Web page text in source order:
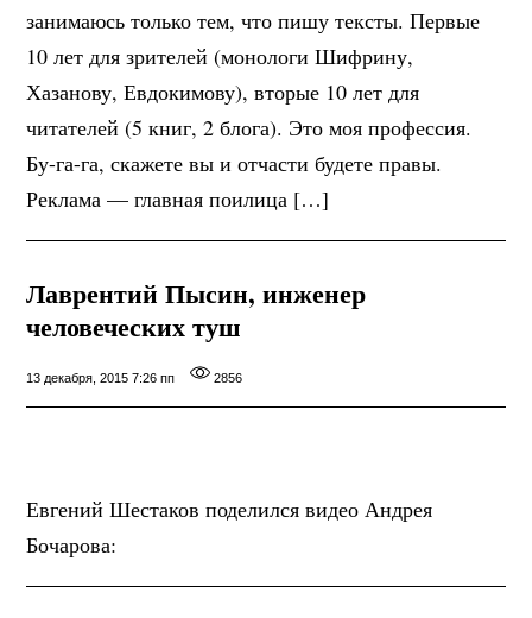
занимаюсь только тем, что пишу тексты. Первые
10 лет для зрителей (монологи Шифрину,
Хазанову, Евдокимову), вторые 10 лет для
читателей (5 книг, 2 блога). Это моя профессия.
Бу-га-га, скажете вы и отчасти будете правы.
Реклама — главная поилица […]
Лаврентий Пысин, инженер
человеческих туш
13 декабря, 2015 7:26 пп 2856
Евгений Шестаков поделился видео Андрея
Бочарова: